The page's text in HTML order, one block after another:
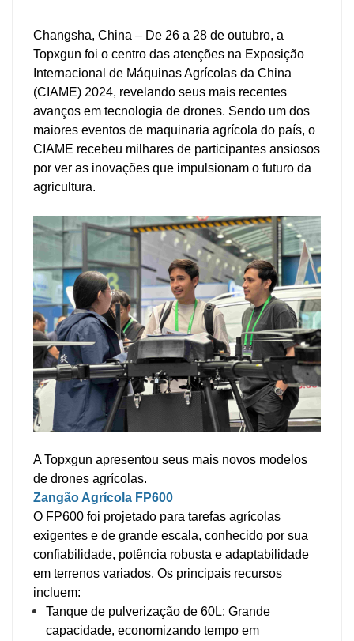
Changsha, China – De 26 a 28 de outubro, a
Topxgun foi o centro das atenções na Exposição
Internacional de Máquinas Agrícolas da China
(CIAME) 2024, revelando seus mais recentes
avanços em tecnologia de drones. Sendo um dos
maiores eventos de maquinaria agrícola do país, o
CIAME recebeu milhares de participantes ansiosos
por ver as inovações que impulsionam o futuro da
agricultura.
A Topxgun apresentou seus mais novos modelos
de drones agrícolas.
Zangão Agrícola FP600
O FP600 foi projetado para tarefas agrícolas
exigentes e de grande escala, conhecido por sua
confiabilidade, potência robusta e adaptabilidade
em terrenos variados. Os principais recursos
incluem:
Tanque de pulverização de 60L: Grande
capacidade, economizando tempo em